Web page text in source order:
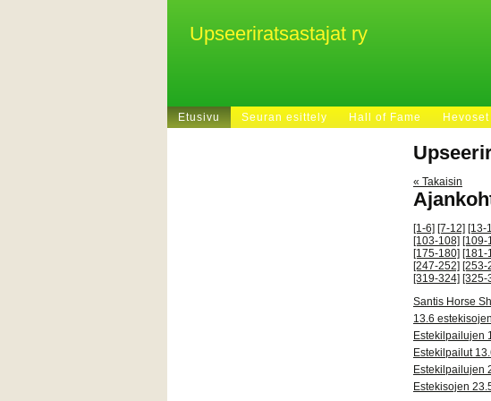
Upseeriratsastajat ry
Etusivu Seuran esittely Hall of Fame Hevoset
« Takaisin
[1-6] [7-12] [13-
[103-108] [109-
[175-180] [181-
[247-252] [253-
[319-324] [325-
Santis Horse
13.6
Estekilpailujen
Estekilpailut
Estekilpailujen
Estekisojen